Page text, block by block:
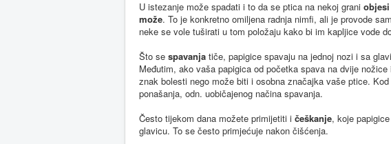
U istezanje može spadati i to da se ptica na nekoj grani
može. To je konkretno omiljena radnja nimfi, ali je provode
neke se vole tuširati u tom položaju kako bi im kapljice vode
Što se spavanja tiče, papigice spavaju na jednoj nozi i sa
Međutim, ako vaša papigica od početka spava na dvije
znak bolesti nego može biti i osobna značajka vaše ptice.
ponašanja, odn. uobičajenog načina spavanja.
Često tijekom dana možete primijetiti i češkanje, koje
glavicu. To se često primjećuje nakon čišćenja.